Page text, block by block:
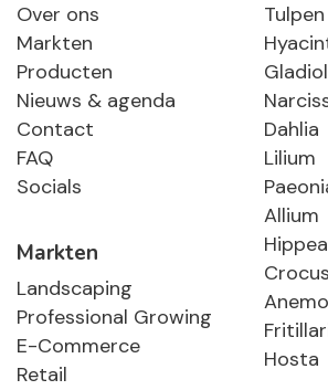
Over ons
Markten
Producten
Nieuws & agenda
Contact
FAQ
Socials
Markten
Landscaping
Professional Growing
E-Commerce
Retail
Tulpen
Dahlia
Lilium
Allium
Crocus
Hosta